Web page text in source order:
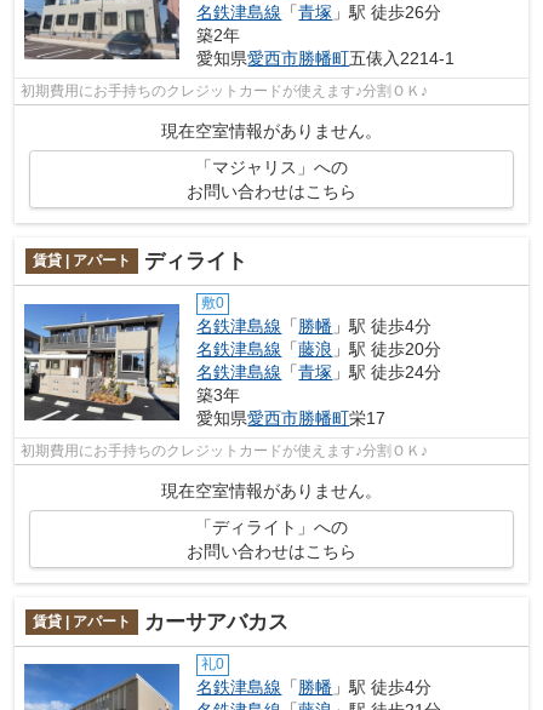
名鉄津島線 「青塚 」駅 徒歩26分
築2年
愛知県愛西市勝幡町五俵入2214-1
初期費用にお手持ちのクレジットカードが使えます♪分割ＯＫ♪
現在空室情報がありません。
「マジャリス」への
お問い合わせはこちら
賃貸 | アパート ディライト
敷0
名鉄津島線 「勝幡 」駅 徒歩4分
名鉄津島線 「藤浪 」駅 徒歩20分
名鉄津島線 「青塚 」駅 徒歩24分
築3年
愛知県愛西市勝幡町栄17
初期費用にお手持ちのクレジットカードが使えます♪分割ＯＫ♪
現在空室情報がありません。
「ディライト」への
お問い合わせはこちら
賃貸 | アパート カーサアバカス
礼0
名鉄津島線 「 勝幡 」駅 徒歩4分